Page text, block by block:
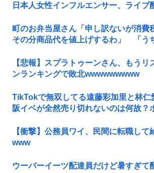
日本人女性インフルエンサー、ライブ
町のお弁当屋さん「申し訳ないが消費
その分商品代を値上げするわ」 「う
【悲報】スプラトゥーンさん、もうリ
ンランキングで敗北wwwwwwwww
TikTokで無双してる遠藤彩加里と林仁
阪イベが全然売り切れないのは何故？
【衝撃】公務員ワイ、民間に転職して
www
ウーバーイーツ配達員だけど暑すぎて